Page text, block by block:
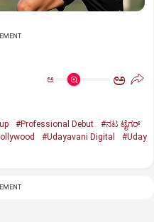
ಅ ಅ
#Professional Debut
#ನಟ ಟೈಗರ್‌
#Udayavani Digital
#Uday